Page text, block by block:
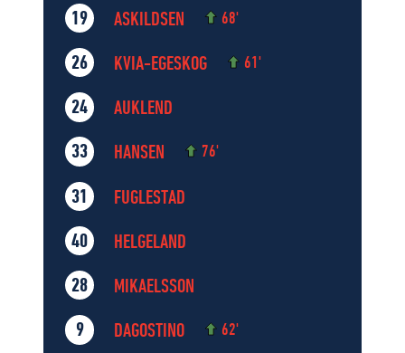
19 ASKILDSEN 68'
26 KVIA-EGESKOG 61'
24 AUKLEND
33 HANSEN 76'
31 FUGLESTAD
40 HELGELAND
28 MIKAELSSON
9 DAGOSTINO 62'